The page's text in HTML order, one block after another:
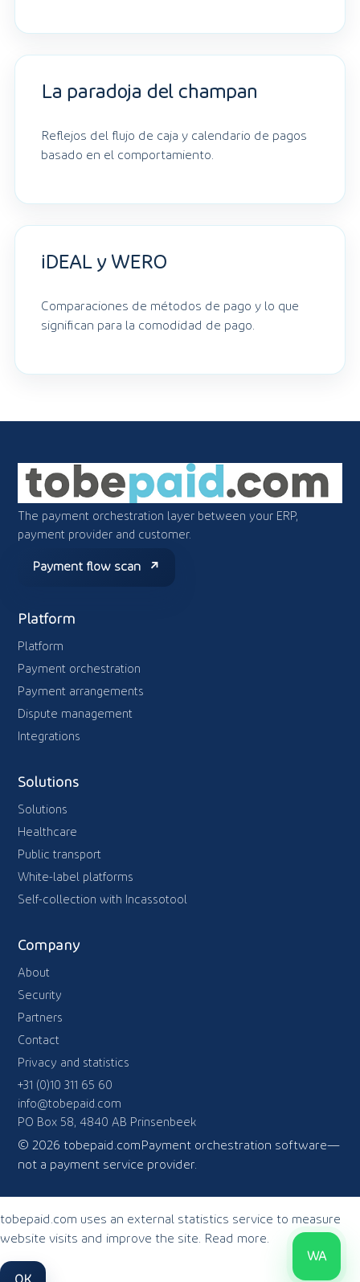
La paradoja del champán
Reflejos del flujo de caja y calendario de pagos
basado en el comportamiento.
iDEAL y WERO
Comparaciones de métodos de pago y lo que
significan para la comodidad de pago.
WA
The payment orchestration layer between your ERP,
payment provider and customer.
Payment flow scan
Platform
Platform
Payment orchestration
Payment arrangements
Dispute management
Integrations
Solutions
Solutions
Healthcare
Public transport
White-label platforms
Self-collection with Incassotool
Company
About
Security
Partners
Contact
Privacy and statistics
+31 (0)10 311 65 60
info@tobepaid.com
PO Box 58, 4840 AB Prinsenbeek
© 2026 tobepaid.com Payment orchestration software—
not a payment service provider.
tobepaid.com uses an external statistics service to measure
website visits and improve the site.
Read more